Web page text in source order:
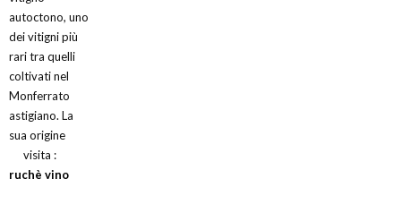
autoctono, uno
dei vitigni più
rari tra quelli
coltivati nel
Monferrato
astigiano. La
sua origine
visita :
ruchè vino